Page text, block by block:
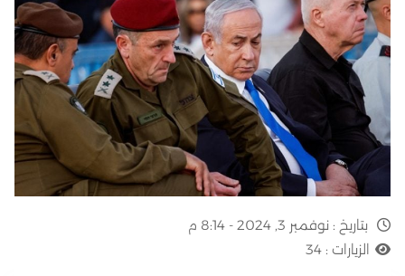
بتاريخ : نوفمبر 3, 2024 - 8:14 م
الزيارات : 34